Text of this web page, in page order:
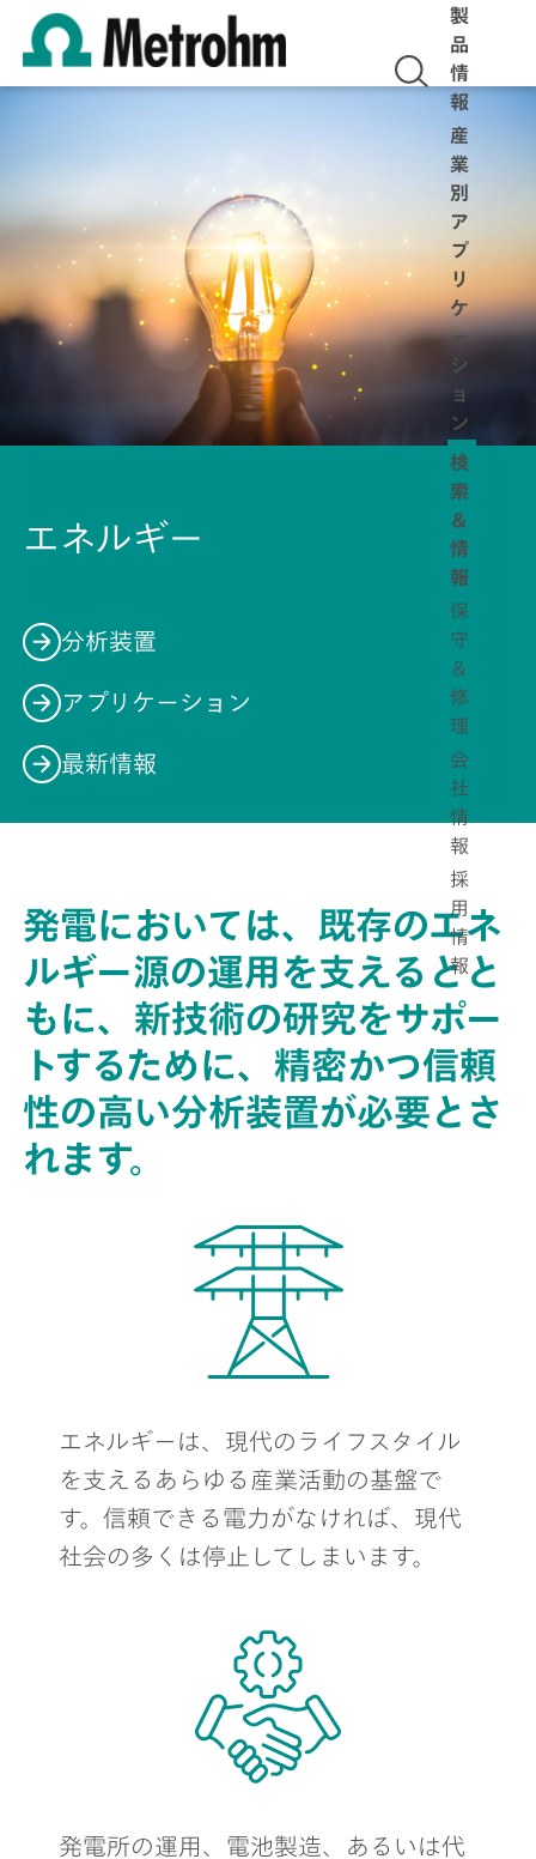
製
品
情
報
産
業
別
ア
プ
リ
ケ
ー
シ
ョ
ン
検
索
＆
情
報
保
守
＆
修
理
会
社
情
報
採
用
情
報
エネルギー
分析装置
アプリケーション
最新情報
発電においては、既存のエネ
ルギー源の運用を支えるとと
もに、新技術の研究をサポー
トするために、精密かつ信頼
性の高い分析装置が必要とさ
れます。
エネルギーは、現代のライフスタイル
を支えるあらゆる産業活動の基盤で
す。信頼できる電力がなければ、現代
社会の多くは停止してしまいます。
発電所の運用、電池製造、あるいは代